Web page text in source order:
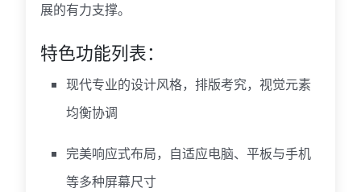
展的有力支撑。
特色功能列表：
现代专业的设计风格，排版考究，视觉元素
均衡协调
完美响应式布局，自适应电脑、平板与手机
等多种屏幕尺寸